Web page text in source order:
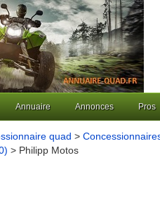
Annuaire Annonces Pros
quad >
> Philipp Motos